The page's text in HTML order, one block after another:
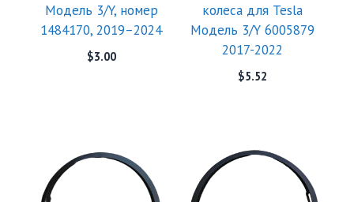
Модель 3/Y, номер
1484170, 2019–2024
$3.00
колеса для Tesla
Модель 3/Y 6005879
2017-2022
$5.52